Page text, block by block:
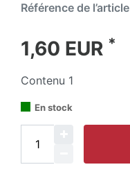
Référence de l’article
1,60 EUR *
Contenu 1
En stock